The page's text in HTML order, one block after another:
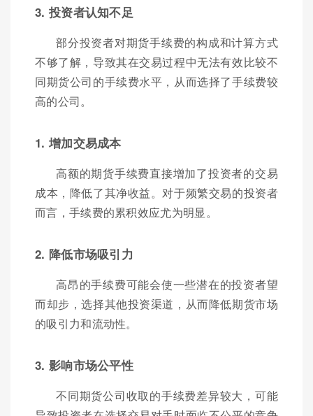
3. 投资者认知不足
部分投资者对期货手续费的构成和计算方式
不够了解，导致其在交易过程中无法有效比较不
同期货公司的手续费水平，从而选择了手续费较
高的公司。
1. 增加交易成本
高额的期货手续费直接增加了投资者的交易
成本，降低了其净收益。对于频繁交易的投资者
而言，手续费的累积效应尤为明显。
2. 降低市场吸引力
高昂的手续费可能会使一些潜在的投资者望
而却步，选择其他投资渠道，从而降低期货市场
的吸引力和流动性。
3. 影响市场公平性
不同期货公司收取的手续费差异较大，可能